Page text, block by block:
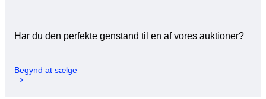
Har du den perfekte genstand til en af vores auktioner?
Begynd at sælge